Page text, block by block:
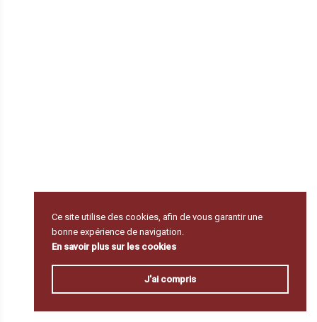
Ce site utilise des cookies, afin de vous garantir une
bonne expérience de navigation.
En savoir plus sur les cookies
J'ai compris